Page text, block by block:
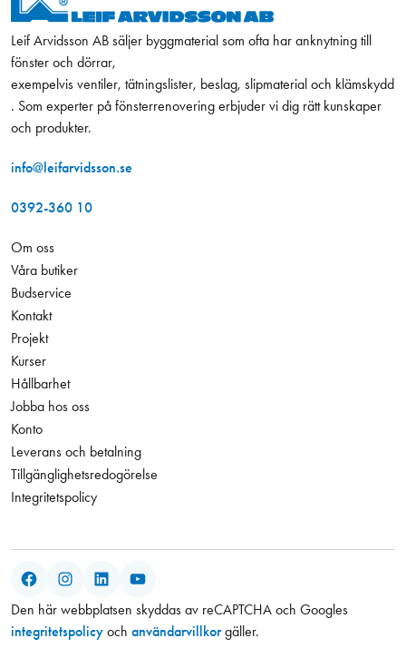
Leif Arvidsson AB säljer byggmaterial som ofta har anknytning till
fönster och dörrar,
exempelvis ventiler, tätningslister, beslag, slipmaterial och klämskydd
. Som experter på fönsterrenovering erbjuder vi dig rätt kunskaper
och produkter.
info@leifarvidsson.se
0392-360 10
Om oss
Våra butiker
Budservice
Kontakt
Projekt
Kurser
Hållbarhet
Jobba hos oss
Konto
Leverans och betalning
Tillgänglighetsredogörelse
Integritetspolicy
Facebook
Instagram
LinkedIn
Den här webbplatsen skyddas av reCAPTCHA och Googles
integritetspolicy och användarvillkorgäller.